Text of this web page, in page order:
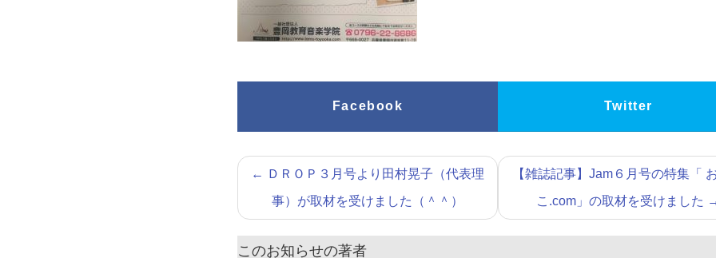
Facebook Twitter
← ＤＲＯＰ３月号より田村晃子（代表理
事）が取材を受けました（＾＾）
【雑誌記事】Jam６月号の特集「
こ.com」の取材を受けました
このお知らせの著者